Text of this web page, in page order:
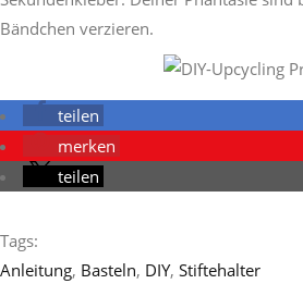
Bändchen verzieren.
teilen
merken
teilen
Tags:
Anleitung, Basteln, DIY, Stiftehalter